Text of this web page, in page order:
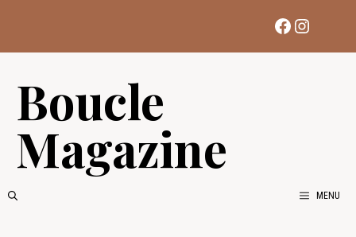
contenu
Facebook
Boucle
Magazine
MENU